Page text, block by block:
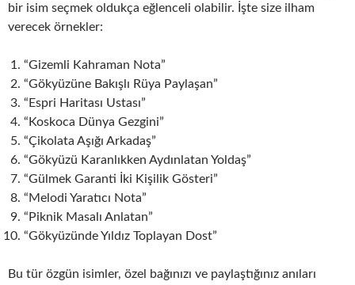
bir isim seçmek oldukça eğlenceli olabilir. İşte size ilham
verecek örnekler:
“Gizemli Kahraman Nota”
“Gökyüzüne Bakışlı Rüya Paylaşan”
“Espri Haritası Ustası”
“Koskoca Dünya Gezgini”
“Çikolata Aşığı Arkadaş”
“Gökyüzü Karanlıkken Aydınlatan Yoldaş”
“Gülmek Garanti İki Kişilik Gösteri”
“Melodi Yaratıcı Nota”
“Piknik Masalı Anlatan”
“Gökyüzünde Yıldız Toplayan Dost”
Bu tür özgün isimler, özel bağınızı ve paylaştığınız anıları